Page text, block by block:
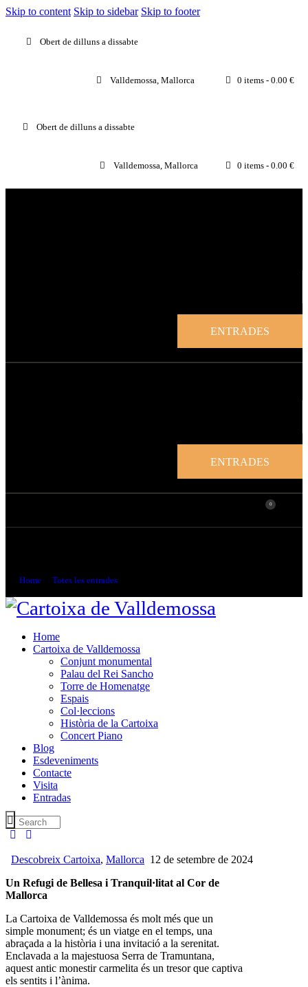
Skip to content Skip to sidebar Skip to footer
Obert de dilluns a dissabte
Valldemossa, Mallorca 0 items - 0.00 €
Obert de dilluns a dissabte
Valldemossa, Mallorca 0 items - 0.00 €
ENTRADES
ENTRADES
0
Home Totes les entrades
Home
Cartoixa de Valldemossa
Conjunt monumental
Palau del Rei Sancho
Torre de Homenatge
Espais
Col·leccions
Història de la Cartoixa
Concert Piano
Blog
Esdeveniments
Contacte
Visita
Entradas
Descobreix Cartoixa, Mallorca 12 de setembre de 2024
Un Refugi de Bellesa i Tranquil·litat al Cor de
Mallorca
La Cartoixa de Valldemossa és molt més que un
simple monument; és un viatge en el temps, una
abraçada a la història i una invitació a la serenitat.
Enclavada a la majestuosa Serra de Tramuntana,
aquest antic monestir carmelita és un tresor que captiva
els sentits i l’ànima.